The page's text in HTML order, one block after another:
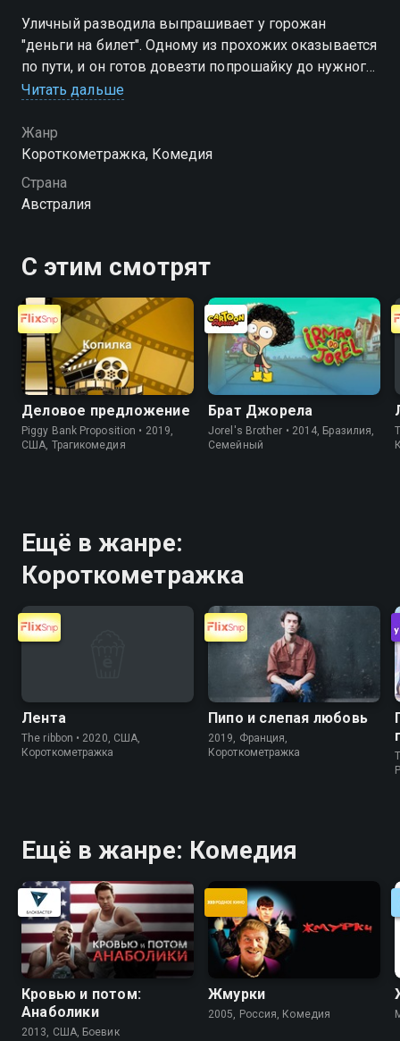
Уличный разводила выпрашивает у горожан
"деньги на билет". Одному из прохожих оказывается
по пути, и он готов довезти попрошайку до нужного
места
Читать дальше
Жанр
Короткометражка, Комедия
Страна
Австралия
С этим смотрят
Деловое предложение
Piggy Bank Proposition • 2019,
США, Трагикомедия
Брат Джорела
Jorel's Brother • 2014, Бразилия,
Cемейный
Ещё в жанре:
Короткометражка
Лента
The ribbon • 2020, США,
Короткометражка
Пипо и слепая любовь
2019, Франция,
Короткометражка
Ещё в жанре: Комедия
Кровью и потом:
Анаболики
2013, США, Боевик
Жмурки
2005, Россия, Комедия